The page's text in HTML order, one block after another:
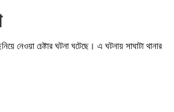
নেওয়া চেষ্টার ঘটনা ঘটেছে। এ ঘটনায় সাঘাটা থানার